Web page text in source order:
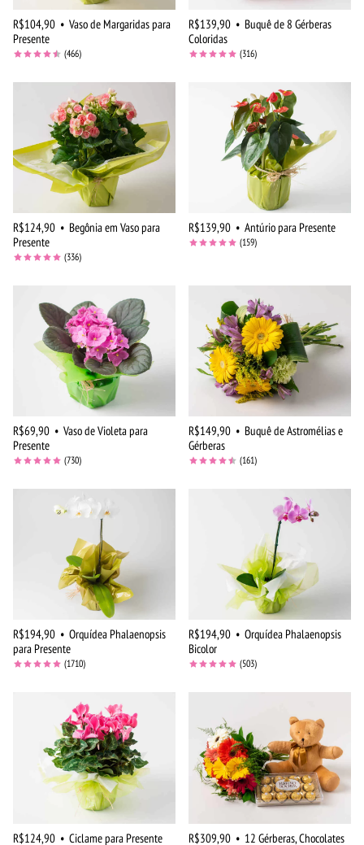
R$104,90 • Vaso de Margaridas para
Presente
(466)
R$139,90 • Buquê de 8 Gérberas
Coloridas
(316)
R$124,90 • Begônia em Vaso para
Presente
(336)
R$139,90 • Antúrio para Presente
(159)
R$69,90 • Vaso de Violeta para
Presente
(730)
R$149,90 • Buquê de Astromélias e
Gérberas
(161)
R$194,90 • Orquídea Phalaenopsis
para Presente
(1710)
R$194,90 • Orquídea Phalaenopsis
Bicolor
(503)
R$124,90 • Ciclame para Presente R$309,90 • 12 Gérberas, Chocolates